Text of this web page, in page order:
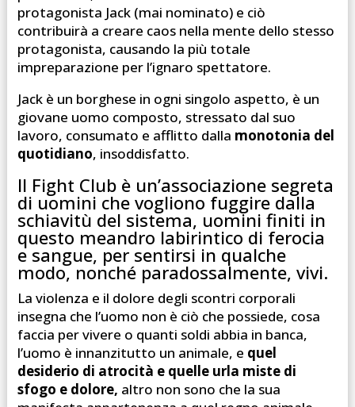
protagonista Jack (mai nominato) e ciò
contribuirà a creare caos nella mente dello stesso
protagonista, causando la più totale
impreparazione per l’ignaro spettatore.
Jack è un borghese in ogni singolo aspetto, è un
giovane uomo composto, stressato dal suo
lavoro, consumato e afflitto dalla monotonia del
quotidiano, insoddisfatto.
Il Fight Club è un’associazione segreta
di uomini che vogliono fuggire dalla
schiavitù del sistema, uomini finiti in
questo meandro labirintico di ferocia
e sangue, per sentirsi in qualche
modo, nonché paradossalmente, vivi.
La violenza e il dolore degli scontri corporali
insegna che l’uomo non è ciò che possiede, cosa
faccia per vivere o quanti soldi abbia in banca,
l’uomo è innanzitutto un animale, e quel
desiderio di atrocità e quelle urla miste di
sfogo e dolore, altro non sono che la sua